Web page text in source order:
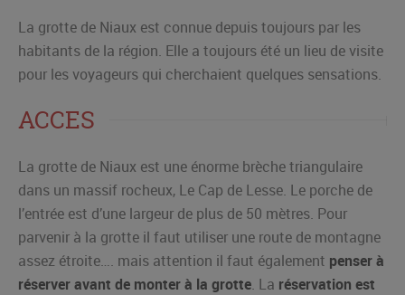
La grotte de Niaux est connue depuis toujours par les
habitants de la région. Elle a toujours été un lieu de visite
pour les voyageurs qui cherchaient quelques sensations.
ACCES
La grotte de Niaux est une énorme brèche triangulaire
dans un massif rocheux, Le Cap de Lesse. Le porche de
l’entrée est d’une largeur de plus de 50 mètres. Pour
parvenir à la grotte il faut utiliser une route de montagne
assez étroite…. mais attention il faut également penser à
réserver avant de monter à la grotte. La réservation est